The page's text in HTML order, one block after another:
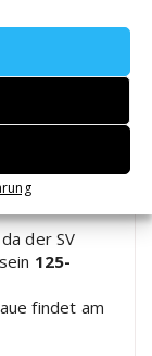
2024
eine Woche
der SV
125-
findet am